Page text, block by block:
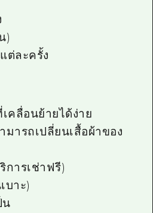
)
ต่ละครั้ง
คลื่อนย้ายได้ง่าย
ารถเปลี่ยนเสื้อผ้าของ
การเช่าฟรี)
บาะ)
น